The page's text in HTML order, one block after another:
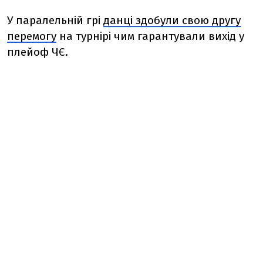
У паралельній грі данці здобули свою другу
перемогу на турнірі чим гарантували вихід у
плейоф ЧЄ.